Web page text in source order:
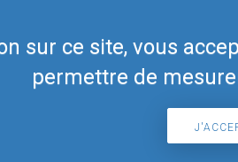
sur ce site, vous
permettre de
Boutique Airmate